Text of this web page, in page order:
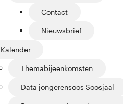
Contact
Nieuwsbrief
Kalender
Themabijeenkomsten
Data jongerensoos Soosjaal